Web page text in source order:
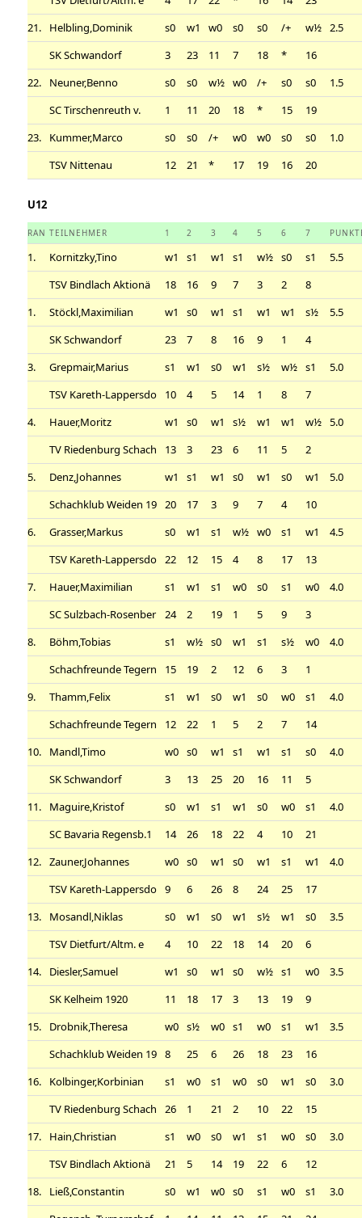
21.
Helbling,Dominik s0 w1 w0 s0 s0 /+ w½ 2.5
SK Schwandorf
3 23 11 7 18 *
16
22.
Neuner,Benno s0 s0 w½ w0 /+ s0 s0
1.5
SC Tirschenreuth v.
1 11 20 18 * 15
19
23.
Kummer,Marco s0 s0 /+ w0 w0 s0 s0
1.0
TSV Nittenau
12 21 * 17 19 16 20
U12
RAN TEILNEHMER 1 2 3 4 5 6 7
1. Kornitzky,Tino w1 s1 w1 s1 w½ s0 s1
5.5
TSV Bindlach Aktionä
18 16 9 7 3 2
8
1.
Stöckl,Maximilian w1 s0 w1 s1 w1 w1 s½
5.5
SK Schwandorf
23 7 8 16 9 1
4
3.
Grepmair,Marius s1 w1 s0 w1 s½ w½ s1
5.0
TSV Kareth-Lappersdo
10 4 5 14 1 8
7
4.
Hauer,Moritz w1 s0 w1 s½ w1 w1 w½ 5.0
TV Riedenburg Schach
13 3 23 6 11 5
2
5.
Denz,Johannes w1 s1 w1 s0 w1 s0 w1
5.0
Schachklub Weiden 19
20 17 3 9 7 4
10
6.
Grasser,Markus s0 w1 s1 w½ w0 s1 w1
4.5
TSV Kareth-Lappersdo
22 12 15 4 8 17
13
7.
Hauer,Maximilian s1 w1 s1 w0 s0 s1 w0
4.0
SC Sulzbach-Rosenber
24 2 19 1 5 9
3
8.
Böhm,Tobias s1 w½ s0 w1 s1 s½ w0
4.0
Schachfreunde Tegern
15 19 2 12 6 3
1
9.
Thamm,Felix s1 w1 s0 w1 s0 w0 s1
4.0
Schachfreunde Tegern
12 22 1 5 2 7
14
10.
Mandl,Timo w0 s0 w1 s1 w1 s1 s0
4.0
SK Schwandorf
3 13 25 20 16 11
5
11.
Maguire,Kristof s0 w1 s1 w1 s0 w0 s1
4.0
SC Bavaria Regensb.1
14 26 18 22 4 10
21
12. Zauner,Johannes w0 s0 w1 s0 w1 s1 w1
4.0
TSV Kareth-Lappersdo 9 6 26 8 24 25
17
13.
Mosandl,Niklas s0 w1 s0 w1 s½ w1 s0
3.5
TSV Dietfurt/Altm. e
4 10 22 18 14 20
6
14.
Diesler,Samuel w1 s0 w1 s0 w½ s1 w0
3.5
SK Kelheim 1920
11 18 17 3 13 19
9
15.
Drobnik,Theresa w0 s½ w0 s1 w0 s1 w1
3.5
Schachklub Weiden 19 8 25 6 26 18 23
16
16.
Kolbinger,Korbinian s1 w0 s1 w0 s0 w1 s0
3.0
TV Riedenburg Schach
26 1 21 2 10 22
15
17.
Hain,Christian s1 w0 s0 w1 s1 w0 s0
3.0
TSV Bindlach Aktionä
21 5 14 19 22 6
12
18.
Ließ,Constantin s0 w1 w0 s0 s1 w0 s1
3.0